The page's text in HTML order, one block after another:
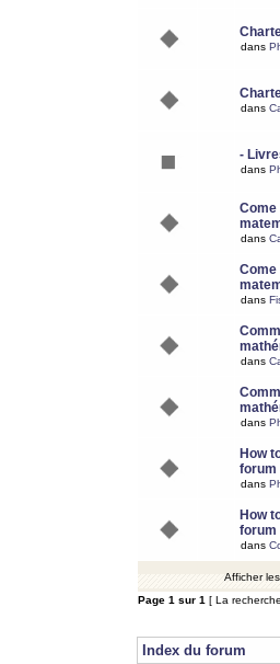
dans
dans
-
dans
dans
dans
dans
dans
How
forum
dans
How
forum
dans
Afficher
Page 1 sur 1 [ La
Index du forum